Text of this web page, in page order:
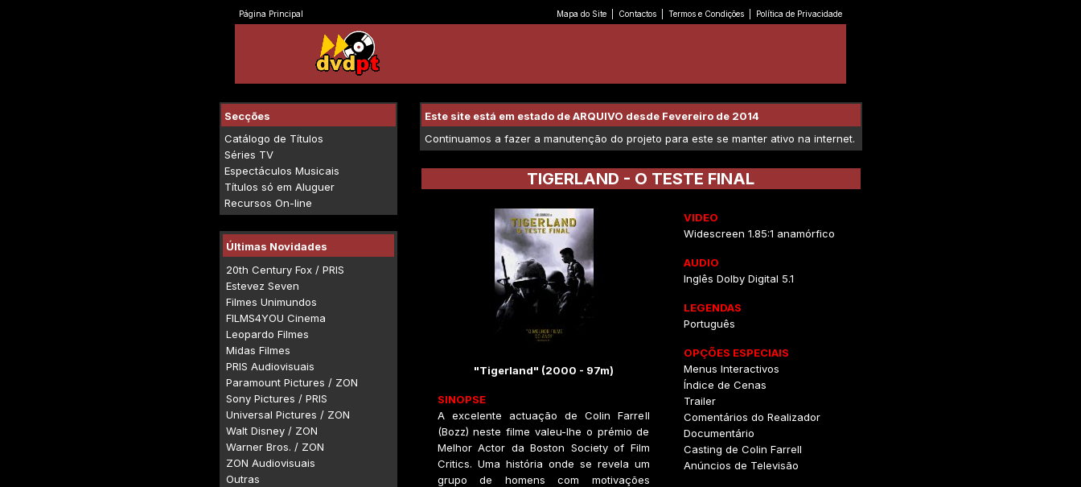
Página Principal Mapa do Site Contactos Termos e Condições Política de Privacidade
Secções
Catálogo de Títulos
Séries TV
Espectáculos Musicais
Títulos só em Aluguer
Recursos On-line
Últimas Novidades
20th Century Fox / PRIS
Estevez Seven
Filmes Unimundos
FILMS4YOU Cinema
Leopardo Filmes
Midas Filmes
PRIS Audiovisuais
Paramount Pictures / ZON
Sony Pictures / PRIS
Universal Pictures / ZON
Walt Disney / ZON
Warner Bros. / ZON
ZON Audiovisuais
Outras
Este site está em estado de ARQUIVO desde Fevereiro de 2014
Continuamos a fazer a manutenção do projeto para este se manter ativo na internet.
TIGERLAND - O TESTE FINAL
"Tigerland" (2000 - 97m)
SINOPSE
A excelente actuação de Colin Farrell
(Bozz) neste filme valeu-lhe o prémio de
Melhor Actor da Boston Society of Film
Critics. Uma história onde se revela um
grupo de homens com motivações
VIDEO
Widescreen 1.85:1 anamórfico
AUDIO
Inglês Dolby Digital 5.1
LEGENDAS
Português
OPÇÕES ESPECIAIS
Menus Interactivos
Índice de Cenas
Trailer
Comentários do Realizador
Documentário
Casting de Colin Farrell
Anúncios de Televisão